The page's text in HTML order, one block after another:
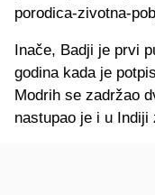
porodica-zivotna-
Inače, Badji je prvi
godina kada je
Modrih se zadržao
nastupao je i u